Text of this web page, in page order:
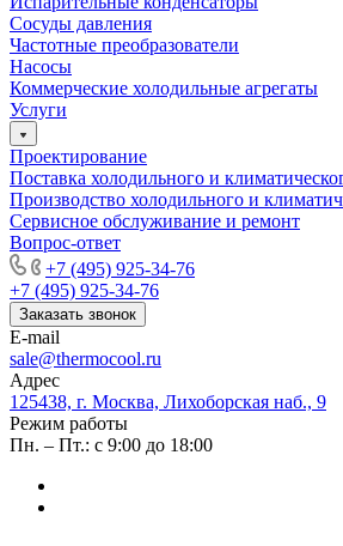
Сосуды давления
Частотные преобразователи
Насосы
Коммерческие холодильные агрегаты
Услуги
Проектирование
Поставка холодильного и
Производство холодильного и
Сервисное обслуживание и ремонт
Вопрос-ответ
+7 (495) 925-34-76
+7 (495) 925-34-76
Заказать звонок
E-mail
sale@thermocool.ru
Адрес
125438, г. Москва, Лихоборская наб., 9
Режим работы
Пн. – Пт.: с 9:00 до 18:00